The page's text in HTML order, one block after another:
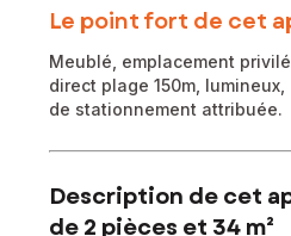
Le point fort de cet
Meublé, emplacement
direct plage 150m,
de stationnement attribuée.
Description de cet
de 2 pièces et 34 m²